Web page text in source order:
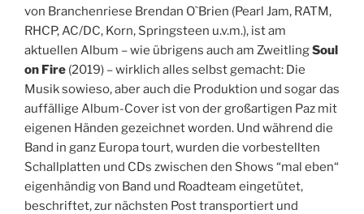
von Branchenriese Brendan O`Brien (Pearl Jam, RATM,
RHCP, AC/DC, Korn, Springsteen u.v.m.), ist am
aktuellen Album – wie übrigens auch am ZweitlingSoul
on Fire (2019) – wirklich alles selbst gemacht: Die
Musik sowieso, aber auch die Produktion und sogar das
auffällige Album-Cover ist von der großartigen Paz mit
eigenen Händen gezeichnet worden. Und während die
Band in ganz Europa tourt, wurden die vorbestellten
Schallplatten und CDs zwischen den Shows “mal eben“
eigenhändig von Band und Roadteam eingetütet,
beschriftet, zur nächsten Post transportiert und